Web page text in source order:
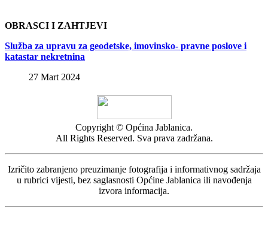
OBRASCI I ZAHTJEVI
Služba za upravu za geodetske, imovinsko- pravne poslove i
katastar nekretnina
27 Mart 2024
Copyright © Općina Jablanica.
All Rights Reserved. Sva prava zadržana.
Izričito zabranjeno preuzimanje fotografija i informativnog sadržaja
u rubrici vijesti, bez saglasnosti Općine Jablanica ili navođenja
izvora informacija.